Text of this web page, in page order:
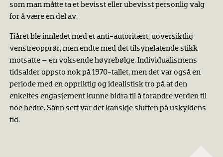
som man måtte ta et bevisst eller ubevisst personlig valg
for å være en del av.
Tiåret ble innledet med et anti-autoritært, uoversiktlig
venstreopprør, men endte med det tilsynelatende stikk
motsatte – en voksende høyrebølge. Individualismens
tidsalder oppsto nok på 1970-tallet, men det var også en
periode med en oppriktig og idealistisk tro på at den
enkeltes engasjement kunne bidra til å forandre verden til
noe bedre. Sånn sett var det kanskje slutten på uskyldens
tid.